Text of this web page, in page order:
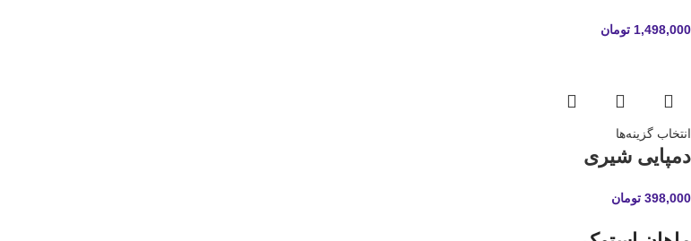
1,498,000 تومان
انتخاب گزینه‌ها
دمپایی شیری
398,000 تومان